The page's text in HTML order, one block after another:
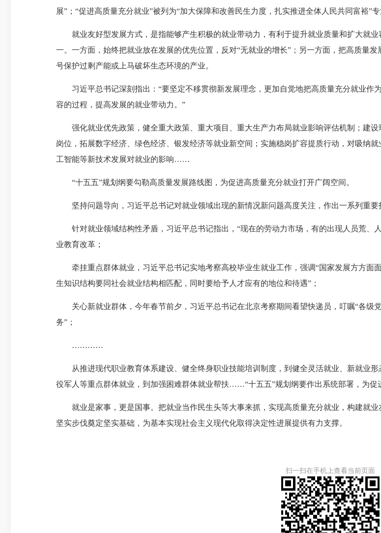
展”；“促进高质量充分就业”被列为“加大保障和改善民生力度，扎实推进全体人民共同富裕”
就业友好型发展方式，是指能够产生积极的就业带动力，有利于提升就业质量和扩大就业
一。一方面，始终把就业放在发展的优先位置，反对“无就业的增长”；另一方面，把高质量
号保护过剩产能或上马破坏生态环境的产业。
习近平总书记深刻指出：“要坚定不移贯彻新发展理念，更加自觉地把高质量充分就业作
容的过程，提高发展的就业带动力。”
强化就业优先政策，健全重大政策、重大项目、重大生产力布局就业影响评估机制；建设
岗位，拓展数字经济、绿色经济、银发经济等就业新空间；实施稳岗扩容提质行动，对吸纳
工智能等新技术发展对就业的影响……
“十五五”规划纲要勾勒高质量发展路线图，为促进高质量充分就业打开广阔空间。
坚持问题导向，习近平总书记对就业领域出现的新情况新问题高度关注，作出一系列重要
针对就业领域结构性矛盾，习近平总书记指出，“现在的劳动力市场，有的出现人员荒、
业教育改革；
牵挂重点群体就业，习近平总书记实地考察高校毕业生就业工作，强调“国家发展方方面
生知识结构要同社会就业结构相匹配，同时要给予人才应有的地位和待遇”；
关心新就业群体，今年春节前夕，习近平总书记在北京考察期间看望快递员，叮嘱“各级
务”；
…………
从推进现代职业教育体系建设、健全终身职业技能培训制度，到健全灵活就业、新就业形
役军人等重点群体就业，到加强困难群体就业帮扶……“十五五”规划纲要作出系统部署，为促
就业是家事，更是国事。把就业当作民生头等大事来抓，实现高质量充分就业，构建就业
坚实步伐奠定坚实基础，为基本实现社会主义现代化取得决定性进展提供有力支撑。
扫一扫在手机上查看当前页面